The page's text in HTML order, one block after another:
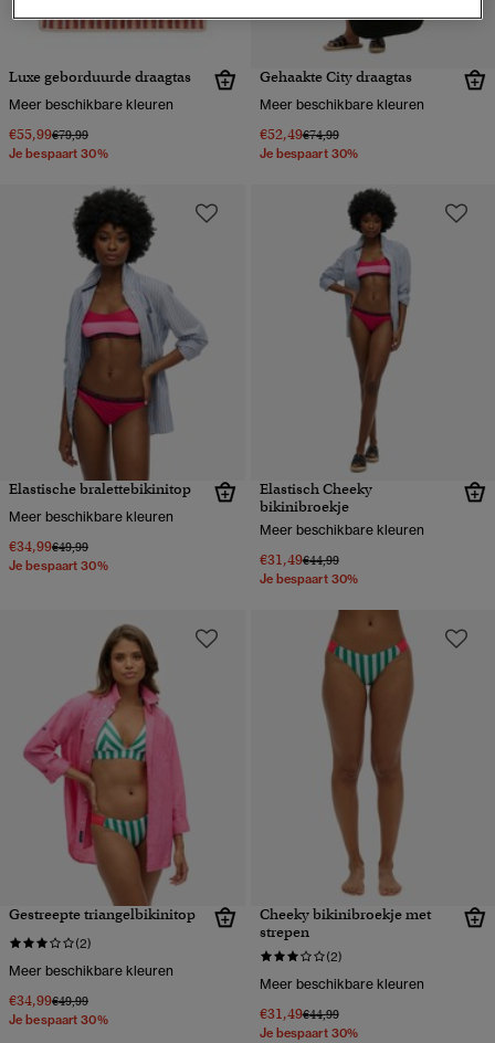
Luxe geborduurde draagtas
Meer beschikbare kleuren
€55,99Prijs verlaagd van
€79,99naar
Je bespaart 30%
Gehaakte City draagtas
Meer beschikbare kleuren
€52,49Prijs verlaagd van
€74,99naar
Je bespaart 30%
Elastische bralettebikinitop
Meer beschikbare kleuren
€34,99Prijs verlaagd van
€49,99naar
Je bespaart 30%
Elastisch Cheeky
bikinibroekje
Meer beschikbare kleuren
€31,49Prijs verlaagd van
€44,99naar
Je bespaart 30%
Gestreepte triangelbikinitop
(2)
Meer beschikbare kleuren
€34,99Prijs verlaagd van
€49,99naar
Je bespaart 30%
Cheeky bikinibroekje met
strepen
(2)
Meer beschikbare kleuren
€31,49Prijs verlaagd van
€44,99naar
Je bespaart 30%